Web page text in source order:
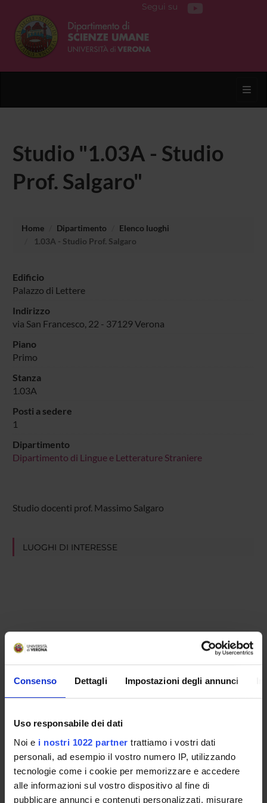
Consenso Dettagli Impostazioni degli annunci
Uso responsabile dei dati
Noi e i nostri 1022 partner trattiamo i vostri dati
personali, ad esempio il vostro numero IP, utilizzando
tecnologie come i cookie per memorizzare e accedere
alle informazioni sul vostro dispositivo al fine di
pubblicare annunci e contenuti personalizzati, misurare
Segui su
Studio "1.03A - Studio
Prof. Salgaro"
Home Dipartimento
Elenco luoghi
1.03A - Studio Prof. Salgaro
Edificio
Palazzo di Lettere
Indirizzo
via San Francesco, 22 - 37129 Verona
Piano
Primo
Stanza
1.03A
Posti a sedere
1
Dipartimento
Dipartimento di Lingue e Letterature Straniere
Studio docenti prof. Massimo Salgaro
LUOGHI DI INTERESSE